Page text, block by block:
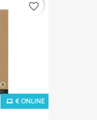
€ ONLINE
favorite_border